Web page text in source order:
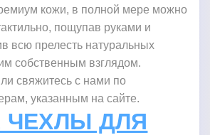
кожи, в полной мере можно
пощупав руками и
всю прелесть натуральных
собственным взглядом.
свяжитесь с нами по
указанным на сайте.
ЧЕХЛЫ ДЛЯ